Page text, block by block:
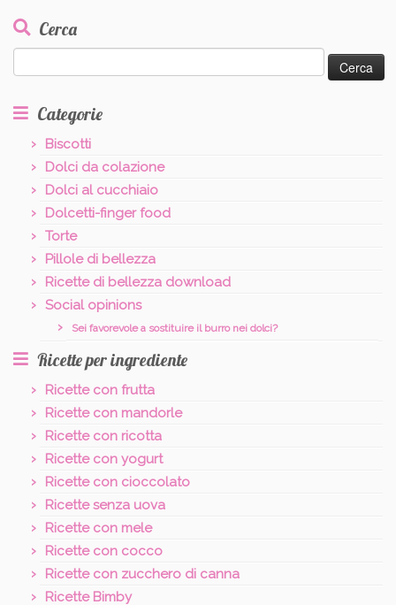
Cerca
per:
Categorie
Biscotti
Dolci da colazione
Dolci al cucchiaio
Dolcetti-finger food
Torte
Pillole di bellezza
Ricette di bellezza download
Social opinions
Sei favorevole a sostituire il burro nei dolci?
Ricette per ingrediente
Ricette con frutta
Ricette con mandorle
Ricette con ricotta
Ricette con yogurt
Ricette con cioccolato
Ricette senza uova
Ricette con mele
Ricette con cocco
Ricette con zucchero di canna
Ricette Bimby